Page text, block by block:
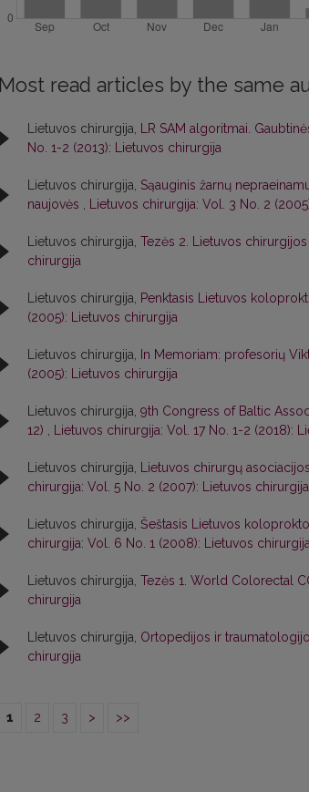
Most read articles by the same
Lietuvos chirurgija, LR SAM algoritmai.
No. 1-2 (2013): Lietuvos chirurgija
Lietuvos chirurgija, Sąauginis žarnų
naujovės , Lietuvos chirurgija: Vol. 3 No. 2
Lietuvos chirurgija, Tezės 2. Lietuvos
chirurgija
Lietuvos chirurgija, Penktasis Lietuvos
(2005): Lietuvos chirurgija
Lietuvos chirurgija, In Memoriam: profesorių
(2005): Lietuvos chirurgija
Lietuvos chirurgija, 9th Congress of Baltic
12) , Lietuvos chirurgija: Vol. 17 No. 1-2 (2018):
Lietuvos chirurgija, Lietuvos chirurgų
chirurgija: Vol. 5 No. 2 (2007): Lietuvos chirurgija
Lietuvos chirurgija, Šeštasis Lietuvos
chirurgija: Vol. 6 No. 1 (2008): Lietuvos
Lietuvos chirurgija, Tezės 1. World Colorectal
chirurgija
LIetuvos chirurgija, Ortopedijos ir
chirurgija
1 2 3 > >>